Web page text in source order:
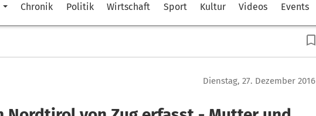
Chronik Politik Wirtschaft Sport Kultur Videos Events
Dienstag, 27. Dezember 2016